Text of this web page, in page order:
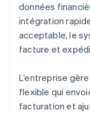
données
intégration
acceptable, le
facture et
L’entreprise
flexible qui
facturation et